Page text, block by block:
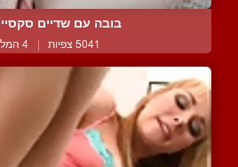
בובה עם שדיים
5041 צפיות | 4 המלצות